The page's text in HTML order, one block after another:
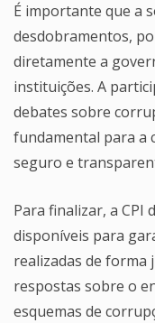
É importante que a
desdobramentos,
diretamente a
instituições. A
debates sobre
fundamental para a
seguro e
Para finalizar, a CPI
disponíveis para
realizadas de forma
respostas sobre o
esquemas de